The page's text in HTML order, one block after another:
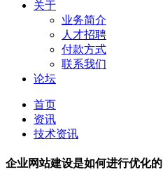
关于
业务简介
人才招聘
付款方式
联系我们
论坛
首页
资讯
技术资讯
企业网站建设是如何进行优化的